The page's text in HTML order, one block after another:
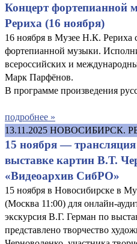
Концерт фортепианной
Рериха (16 ноября)
16 ноября в Музее Н.К. Рериха
фортепианной музыки.
всероссийских и
Марк Парфёнов.
В программе произведения
подробнее »
13.11.2025 НОВОСИБИРСК.
15 ноября — трансляция
выставке картин В.Т.
«Видеоархив СибРО»
15 ноября в Новосибирске в
(Москва 11:00) для онлайн-
экскурсия В.Г. Герман по
представлено творчество